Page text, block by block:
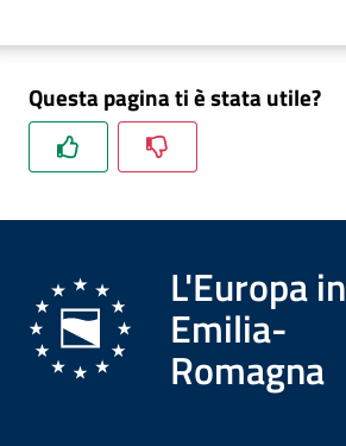
Questa pagina ti è stata utile?
L'Europa in
Emilia-
Romagna